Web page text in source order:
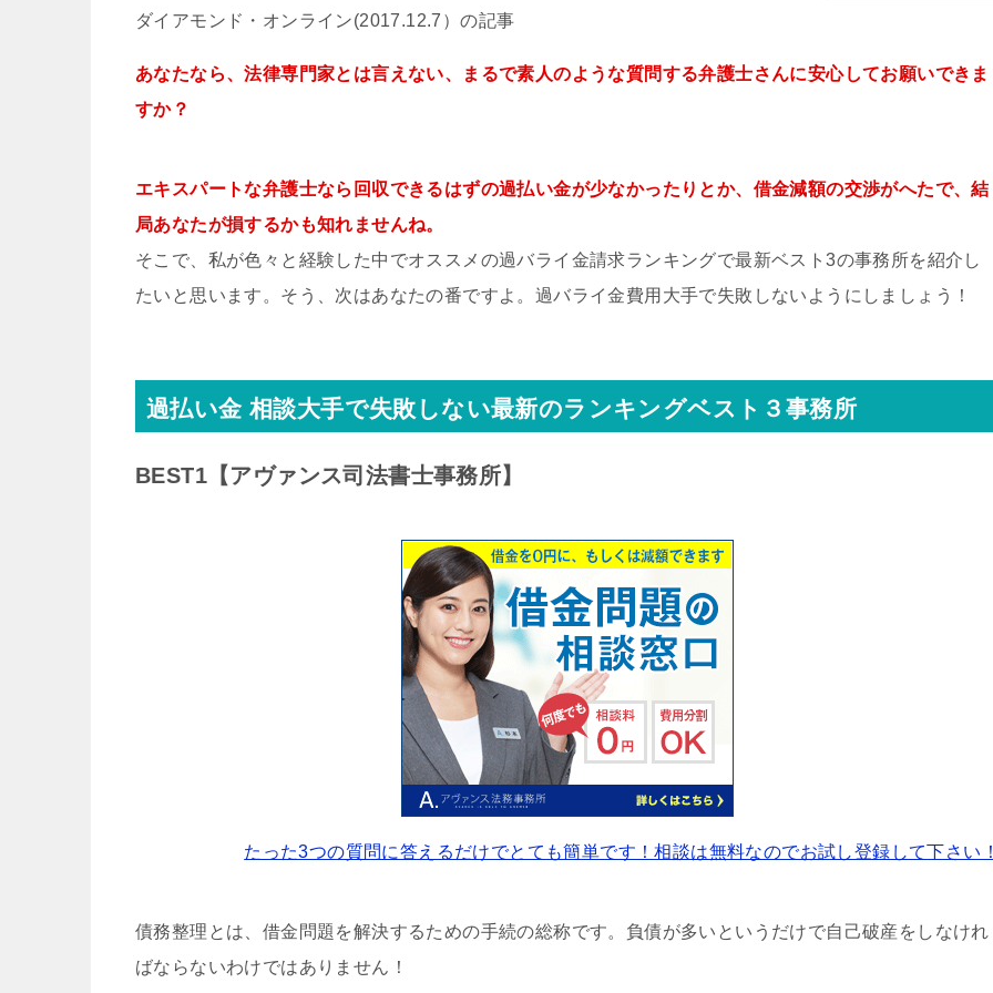
ダイアモンド・オンライン(2017.12.7）の記事
あなたなら、法律専門家とは言えない、まるで素人のような質問する弁護士さんに安心してお願いできま
すか？
エキスパートな弁護士なら回収できるはずの過払い金が少なかったりとか、借金減額の交渉がへたで、結
局あなたが損するかも知れませんね。
そこで、私が色々と経験した中でオススメの過バライ金請求ランキングで最新ベスト3の事務所を紹介し
たいと思います。そう、次はあなたの番ですよ。過バライ金費用大手で失敗しないようにしましょう！
過払い金 相談大手で失敗しない最新のランキングベスト３事務所
BEST1 【アヴァンス司法書士事務所】
たった3つの質問に答えるだけでとても簡単です！相談は無料なのでお試し登録して下さい！
債務整理とは、借金問題を解決するための手続の総称です。負債が多いというだけで自己破産をしなけれ
ばならないわけではありません！